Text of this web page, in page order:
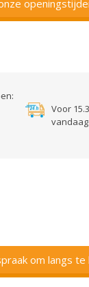
Voor
om langs te